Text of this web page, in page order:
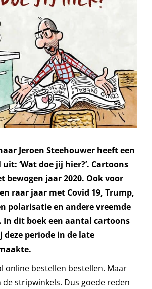
Jeroen Steehouwer heeft een
‘Wat doe jij hier?’. Cartoons
bewogen jaar 2020. Ook voor
raar jaar met Covid 19, Trump,
polarisatie en andere vreemde
In dit boek een aantal cartoons
deze periode in de late
online bestellen bestellen. Maar
stripwinkels. Dus goede reden